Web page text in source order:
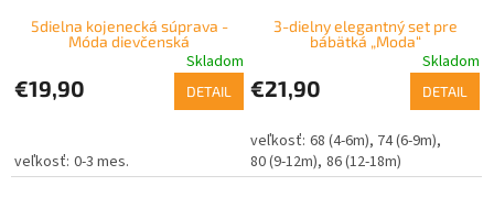
5dielna kojenecká súprava -
Móda dievčenská
Skladom
€19,90 DETAIL
0-3 mes.
3-dielny elegantný set pre
bábätká „Moda“
Skladom
€21,90 DETAIL
68 (4-6m) 74 (6-9m)
80 (9-12m) 86 (12-18m)